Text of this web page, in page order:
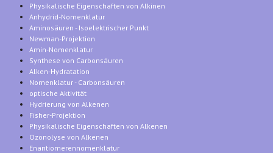
Physikalische Eigenschaften von Alkinen
Anhydrid-Nomenklatur
Aminosäuren - Isoelektrischer Punkt
Newman-Projektion
Amin-Nomenklatur
Synthese von Carbonsäuren
Alken-Hydratation
Nomenklatur - Carbonsäuren
optische Aktivität
Hydrierung von Alkenen
Fisher-Projektion
Physikalische Eigenschaften von Alkenen
Ozonolyse von Alkenen
Enantiomerennomenklatur